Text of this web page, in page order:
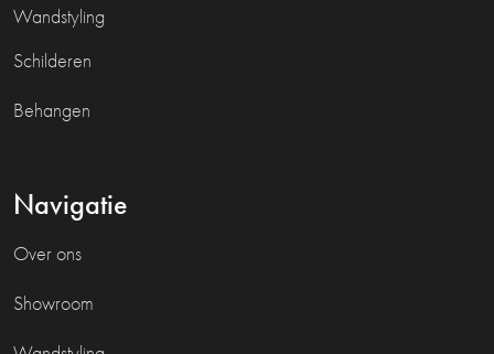
Wandstyling
Schilderen
Behangen
Navigatie
Over ons
Showroom